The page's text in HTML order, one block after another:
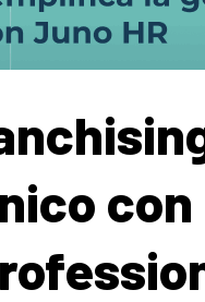
con